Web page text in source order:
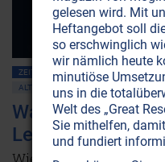
ZEITENSCHRIFT NR. 95, S.24
ALTERNATIVE WISSENSCHAFT
Leitungswasser
gelesen wird. Mit
Heftangebot soll
so erschwinglich
wir nämlich heute
minutiöse
uns in die
Welt des „Great
Sie mithelfen,
und fundiert